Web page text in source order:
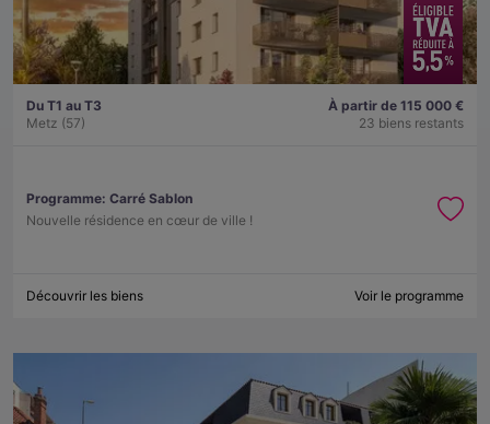
Du T1 au T3
Metz (57)
À partir de 115 000 €
23 biens restants
Programme: Carré Sablon
Nouvelle résidence en cœur de ville !
Découvrir les biens Voir le programme